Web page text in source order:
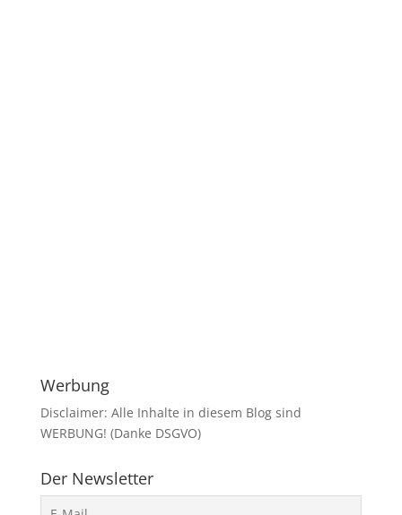
Werbung
Disclaimer: Alle Inhalte in diesem Blog sind
WERBUNG! (Danke DSGVO)
Der Newsletter